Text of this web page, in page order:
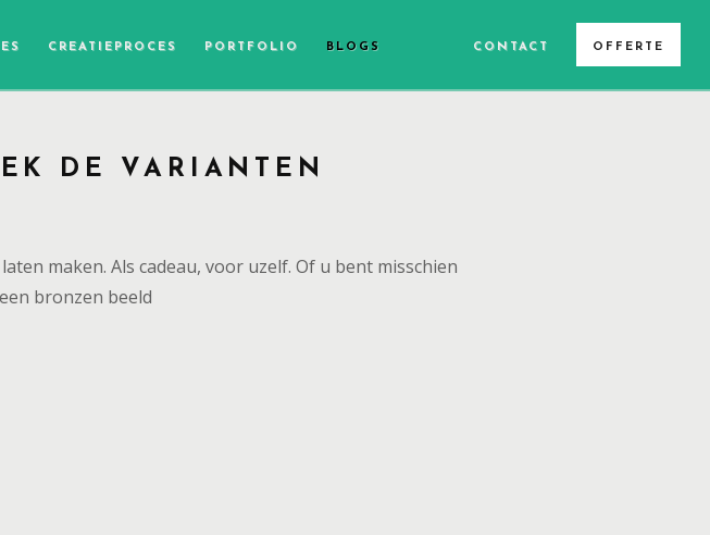
CREATIEPROCES PORTFOLIO BLOGS CONTACT OFFERTE
DE VARIANTEN
maken. Als cadeau, voor uzelf. Of u bent misschien
bronzen beeld